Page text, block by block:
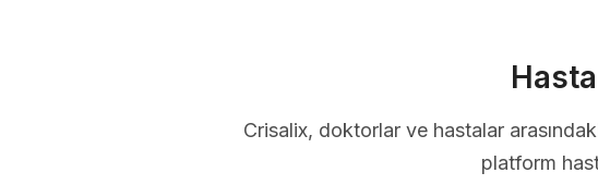
Crisalix, doktorlar ve hastalar
platform